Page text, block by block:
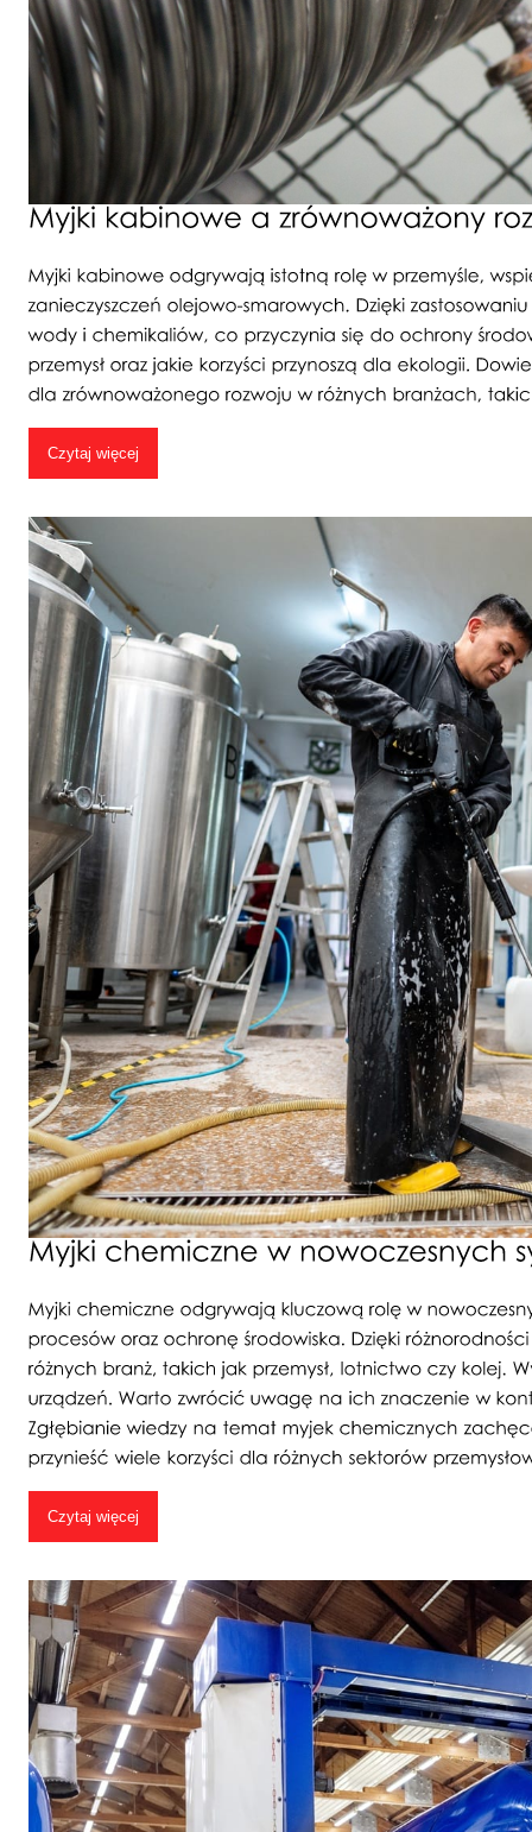
Czytaj więcej
Czytaj więcej